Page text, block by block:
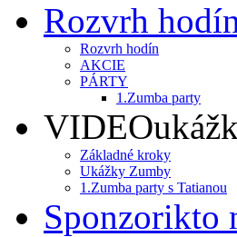
Rozvrh
Rozvrh hodín
AKCIE
PÁRTY
1.Zumba party
VIDEO
Základné kroky
Ukážky Zumby
1.Zumba party s Tatianou
Sponzorikto